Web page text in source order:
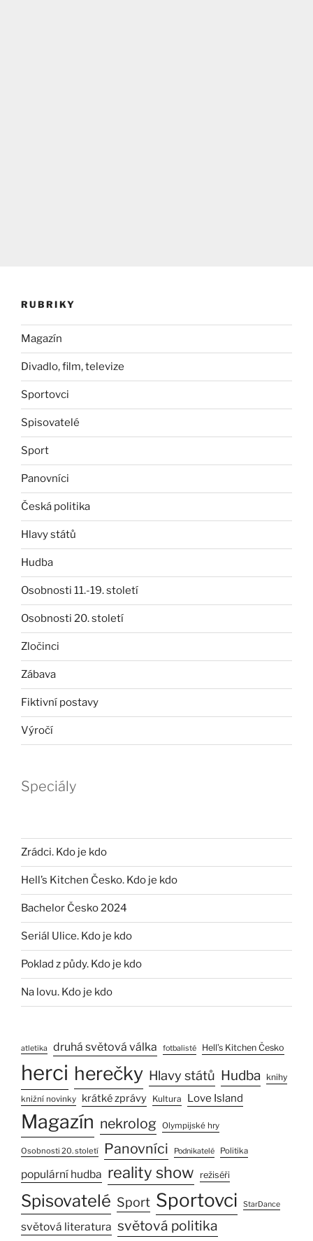
RUBRIKY
Magazín
Divadlo, film, televize
Sportovci
Spisovatelé
Sport
Panovníci
Česká politika
Hlavy států
Hudba
Osobnosti 11.-19. století
Osobnosti 20. století
Zločinci
Zábava
Fiktivní postavy
Výročí
Speciály
Zrádci. Kdo je kdo
Hell’s Kitchen Česko. Kdo je kdo
Bachelor Česko 2024
Seriál Ulice. Kdo je kdo
Poklad z půdy. Kdo je kdo
Na lovu. Kdo je kdo
atletika druhá světová válka fotbalisté Hell’s Kitchen Česko
herci herečky Hlavy států Hudba knihy
knižní novinky krátké zprávy Kultura Love Island
Magazín nekrolog Olympijské hry
Osobnosti 20. století Panovníci Podnikatelé Politika
populární hudba reality show režiséři
Spisovatelé Sport Sportovci StarDance
světová literatura světová politika